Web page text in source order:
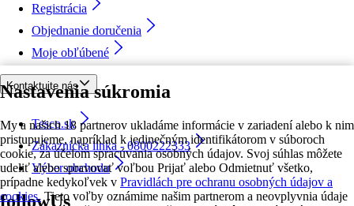
Nastavenia súkromia
My a našich 18 partnerov ukladáme informácie v zariadení alebo k nim
pristupujeme, napríklad k jedinečným identifikátorom v súboroch
cookie, za účelom spracúvania osobných údajov. Svoj súhlas môžete
udeliť alebo spravovať voľbou Prijať alebo Odmietnuť všetko,
prípadne kedykoľvek v Pravidlách pre ochranu osobných údajov a
cookies. Tieto voľby oznámime našim partnerom a neovplyvnia údaje
Registrácia
Objednanie doručenia
Moje obľúbené
Kontaktujte nás
Tesco.sk
Zákaznícka linka - 0800222333
Výber obchodu
followUs